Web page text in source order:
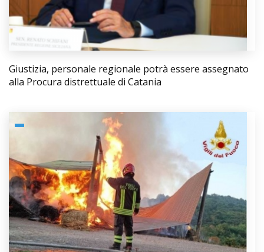
Giustizia, personale regionale potrà essere assegnato
alla Procura distrettuale di Catania